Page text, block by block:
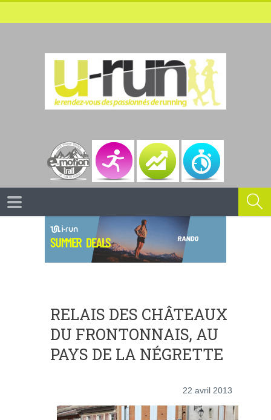
RELAIS DES CHÂTEAUX
DU FRONTONNAIS, AU
PAYS DE LA NÉGRETTE
22 avril 2013